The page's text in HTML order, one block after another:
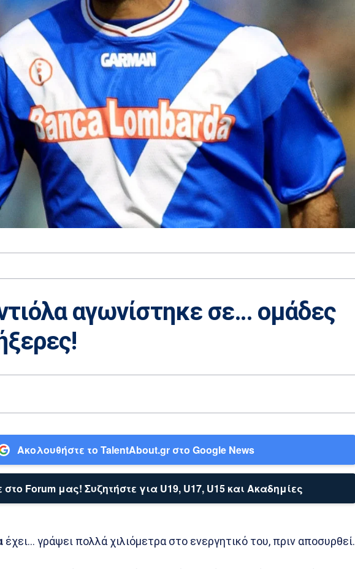
αγωνίστηκε σε… ομάδες
Ακολουθήστε το TalentAbout.gr στο Google News
στο Forum μας! Συζητήστε για U19, U17, U15 και Ακαδημίες
έχει… γράψει πολλά χιλιόμετρα στο ενεργητικό του, πριν αποσυρθεί.